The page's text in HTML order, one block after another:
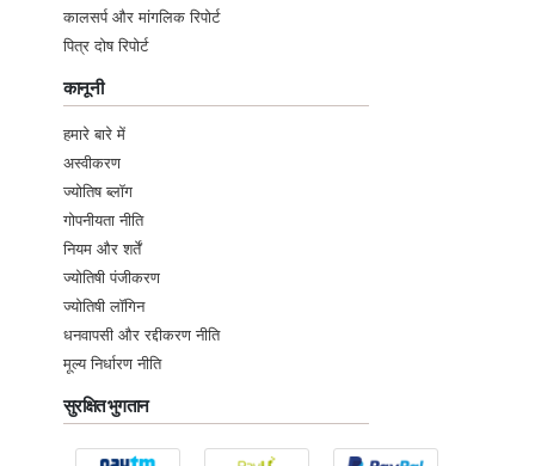
कालसर्प और मांगलिक रिपोर्ट
पित्र दोष रिपोर्ट
कानूनी
हमारे बारे में
अस्वीकरण
ज्योतिष ब्लॉग
गोपनीयता नीति
नियम और शर्तें
ज्योतिषी पंजीकरण
ज्योतिषी लॉगिन
धनवापसी और रद्दीकरण नीति
मूल्य निर्धारण नीति
सुरक्षित भुगतान